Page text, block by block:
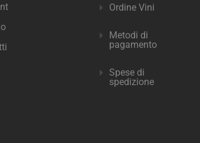
Ordine Vini
Metodi di
pagamento
Spese di
spedizione